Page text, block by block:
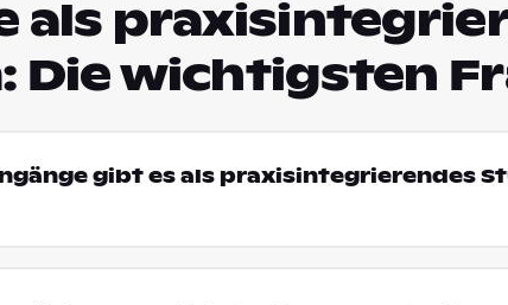
als
Die wichtigsten
gibt es als praxisintegrierendes